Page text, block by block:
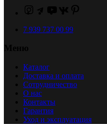
7 939 737 00 99
Меню
Каталог
Доставка и оплата
Сотрудничество
О нас
Контакты
Гарантия
Уход и эксплуатация